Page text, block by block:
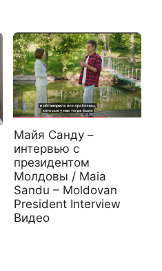
Майя Санду –
интервью с
президентом
Молдовы / Maia
Sandu – Moldovan
President Interview
Видео